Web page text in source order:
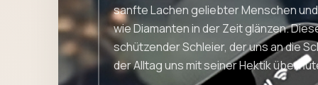
sanfte Lachen geliebter Menschen
wie Diamanten in der Zeit glänzen.
schützender Schleier, der uns an die
der Alltag uns mit seiner Hektik